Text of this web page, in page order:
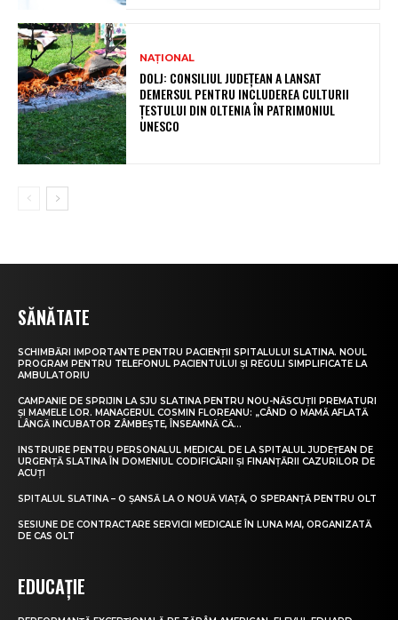
NAȚIONAL
DOLJ: CONSILIUL JUDEȚEAN A LANSAT
DEMERSUL PENTRU INCLUDEREA CULTURII
ȚESTULUI DIN OLTENIA ÎN PATRIMONIUL
UNESCO
SĂNĂTATE
SCHIMBĂRI IMPORTANTE PENTRU PACIENȚII SPITALULUI SLATINA. NOUL
PROGRAM PENTRU TELEFONUL PACIENTULUI ȘI REGULI SIMPLIFICATE LA
AMBULATORIU
CAMPANIE DE SPRIJIN LA SJU SLATINA PENTRU NOU-NĂSCUȚII PREMATURI
ȘI MAMELE LOR. MANAGERUL COSMIN FLOREANU: „CÂND O MAMĂ AFLATĂ
LÂNGĂ INCUBATOR ZÂMBEȘTE, ÎNSEAMNĂ CĂ...
INSTRUIRE PENTRU PERSONALUL MEDICAL DE LA SPITALUL JUDEȚEAN DE
URGENȚĂ SLATINA ÎN DOMENIUL CODIFICĂRII ȘI FINANȚĂRII CAZURILOR DE
ACUȚI
SPITALUL SLATINA – O ȘANSĂ LA O NOUĂ VIAȚĂ, O SPERANȚĂ PENTRU OLT
SESIUNE DE CONTRACTARE SERVICII MEDICALE ÎN LUNA MAI, ORGANIZATĂ
DE CAS OLT
EDUCAȚIE